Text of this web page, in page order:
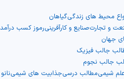
محیط های زندگیگیاهان
و تجارتصنایع و کارآفرینیرموز کسب درآمد
جهان
جالب فیزیک
جالب نجوم
شیمیمطالب درسیجذابیت های شیمی